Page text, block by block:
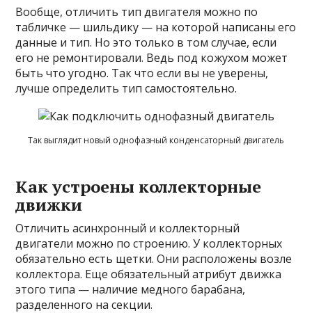
Вообще, отличить тип двигателя можно по
табличке — шильдику — на которой написаны его
данные и тип. Но это только в том случае, если
его не ремонтировали. Ведь под кожухом может
быть что угодно. Так что если вы не уверены,
лучше определить тип самостоятельно.
Так выглядит новый однофазный конденсаторный двигатель
Как устроены коллекторные
движки
Отличить асинхронный и коллекторный
двигатели можно по строению. У коллекторных
обязательно есть щетки. Они расположены возле
коллектора. Еще обязательный атрибут движка
этого типа — наличие медного барабана,
разделенного на секции.